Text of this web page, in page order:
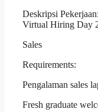
Deskripsi Pekerjaan:
Virtual Hiring Day
Sales
Requirements:
Pengalaman sales
Fresh graduate